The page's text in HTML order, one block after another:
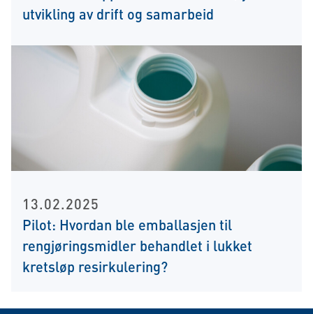
utvikling av drift og samarbeid
13.02.2025
Pilot: Hvordan ble emballasjen til
rengjøringsmidler behandlet i lukket
kretsløp resirkulering?